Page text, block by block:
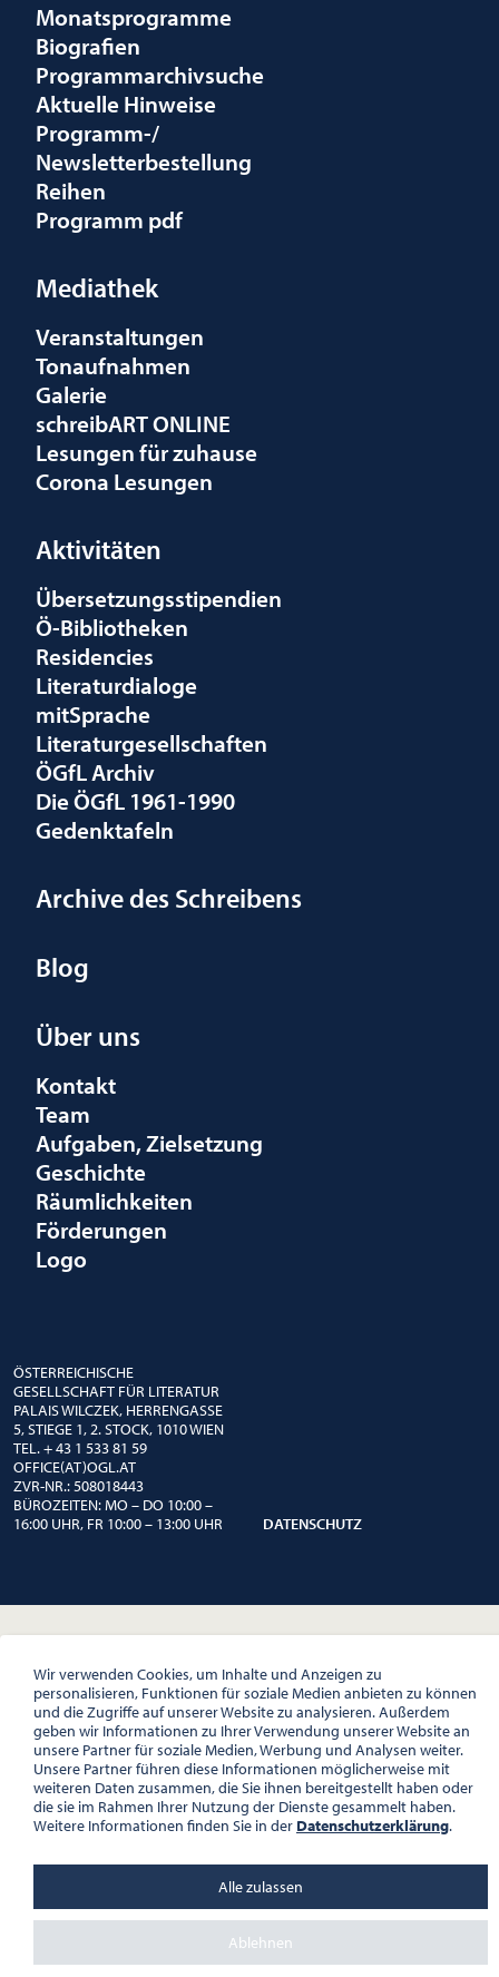
Monatsprogramme
Biografien
Programmarchivsuche
Aktuelle Hinweise
Programm-/
Newsletterbestellung
Reihen
Programm pdf
Mediathek
Veranstaltungen
Tonaufnahmen
Galerie
schreibART ONLINE
Lesungen für zuhause
Corona Lesungen
Aktivitäten
Übersetzungsstipendien
Ö-Bibliotheken
Residencies
Literaturdialoge
mitSprache
Literaturgesellschaften
ÖGfL Archiv
Die ÖGfL 1961-1990
Gedenktafeln
Archive des Schreibens
Blog
Über uns
Kontakt
Team
Aufgaben, Zielsetzung
Geschichte
Räumlichkeiten
Förderungen
Logo
ÖSTERREICHISCHE
GESELLSCHAFT FÜR LITERATUR
PALAIS WILCZEK, HERRENGASSE
5, STIEGE 1, 2. STOCK, 1010 WIEN
TEL. + 43 1 533 81 59
OFFICE(AT)OGL.AT
ZVR-NR.: 508018443
BÜROZEITEN: MO – DO 10:00 –
16:00 UHR, FR 10:00 – 13:00 UHR
DATENSCHUTZ
Wir verwenden Cookies, um Inhalte und Anzeigen zu
personalisieren, Funktionen für soziale Medien anbieten zu können
und die Zugriffe auf unserer Website zu analysieren. Außerdem
geben wir Informationen zu Ihrer Verwendung unserer Website an
unsere Partner für soziale Medien, Werbung und Analysen weiter.
Unsere Partner führen diese Informationen möglicherweise mit
weiteren Daten zusammen, die Sie ihnen bereitgestellt haben oder
die sie im Rahmen Ihrer Nutzung der Dienste gesammelt haben.
Weitere Informationen finden Sie in der Datenschutzerklärung.
Ablehnen
Alle zulassen